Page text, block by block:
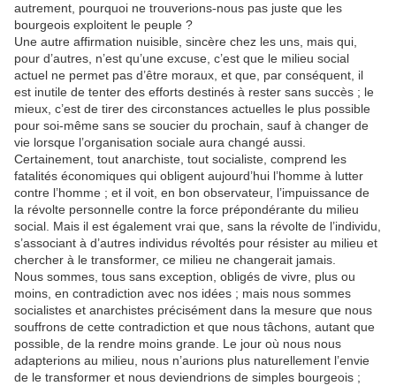
autrement, pourquoi ne trouverions-nous pas juste que les
bourgeois exploitent le peuple ?
Une autre affirmation nuisible, sincère chez les uns, mais qui,
pour d’autres, n’est qu’une excuse, c’est que le milieu social
actuel ne permet pas d’être moraux, et que, par conséquent, il
est inutile de tenter des efforts destinés à rester sans succès ; le
mieux, c’est de tirer des circonstances actuelles le plus possible
pour soi-même sans se soucier du prochain, sauf à changer de
vie lorsque l’organisation sociale aura changé aussi.
Certainement, tout anarchiste, tout socialiste, comprend les
fatalités économiques qui obligent aujourd’hui l’homme à lutter
contre l’homme ; et il voit, en bon observateur, l’impuissance de
la révolte personnelle contre la force prépondérante du milieu
social. Mais il est également vrai que, sans la révolte de l’individu,
s’associant à d’autres individus révoltés pour résister au milieu et
chercher à le transformer, ce milieu ne changerait jamais.
Nous sommes, tous sans exception, obligés de vivre, plus ou
moins, en contradiction avec nos idées ; mais nous sommes
socialistes et anarchistes précisément dans la mesure que nous
souffrons de cette contradiction et que nous tâchons, autant que
possible, de la rendre moins grande. Le jour où nous nous
adapterions au milieu, nous n’aurions plus naturellement l’envie
de le transformer et nous deviendrions de simples bourgeois ;